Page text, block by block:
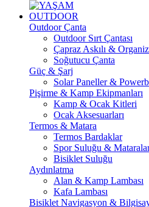
OUTDOOR
Outdoor Çanta
Outdoor Sırt Çantası
Çapraz Askılı &
Soğutucu Çanta
Güç & Şarj
Solar Paneller &
Pişirme & Kamp Ekipmanları
Kamp & Ocak Kitleri
Ocak Aksesuarları
Termos & Matara
Termos Bardaklar
Spor Suluğu &
Bisiklet Suluğu
Aydınlatma
Alan & Kamp Lambası
Kafa Lambası
Bisiklet Navigasyon &